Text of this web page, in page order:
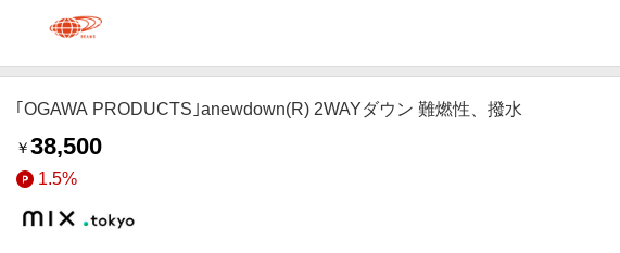
｢OGAWA PRODUCTS｣anewdown(R) 2WAYダウン 難燃性、撥水
￥38,500
1.5%